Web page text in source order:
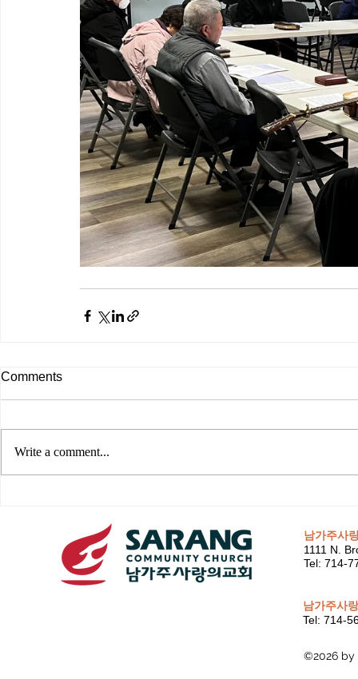
Comments
Write a comment...
남가주사
1111 N.
Tel: 714-
남가주사
Tel: 714-
©2026 by